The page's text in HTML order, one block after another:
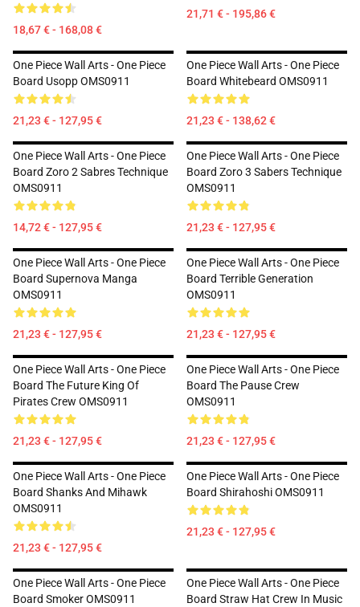
18,67 € - 168,08 €
21,71 € - 195,86 €
One Piece Wall Arts - One Piece
Board Usopp OMS0911
21,23 € - 127,95 €
One Piece Wall Arts - One Piece
Board Whitebeard OMS0911
21,23 € - 138,62 €
One Piece Wall Arts - One Piece
Board Zoro 2 Sabres Technique
OMS0911
14,72 € - 127,95 €
One Piece Wall Arts - One Piece
Board Zoro 3 Sabers Technique
OMS0911
21,23 € - 127,95 €
One Piece Wall Arts - One Piece
Board Supernova Manga
OMS0911
21,23 € - 127,95 €
One Piece Wall Arts - One Piece
Board Terrible Generation
OMS0911
21,23 € - 127,95 €
One Piece Wall Arts - One Piece
Board The Future King Of
Pirates Crew OMS0911
21,23 € - 127,95 €
One Piece Wall Arts - One Piece
Board The Pause Crew
OMS0911
21,23 € - 127,95 €
One Piece Wall Arts - One Piece
Board Shanks And Mihawk
OMS0911
21,23 € - 127,95 €
One Piece Wall Arts - One Piece
Board Shirahoshi OMS0911
21,23 € - 127,95 €
One Piece Wall Arts - One Piece
Board Smoker OMS0911
One Piece Wall Arts - One Piece
Board Straw Hat Crew In Music